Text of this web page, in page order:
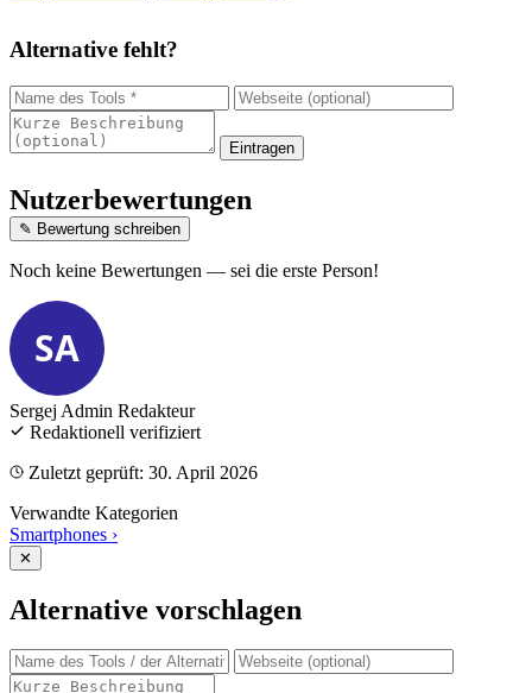
Alternative fehlt?
Eintragen
Nutzerbewertungen
✎ Bewertung schreiben
Noch keine Bewertungen — sei die erste Person!
SA
Sergej Admin Redakteur
Redaktionell verifiziert
Zuletzt geprüft: 30. April 2026
Verwandte Kategorien
Smartphones ›
✕
Alternative vorschlagen